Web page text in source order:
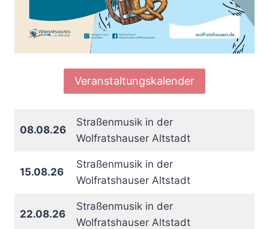
Veranstaltungskalender
08.08.26
Straßenmusik in der
Wolfratshauser Altstadt
15.08.26
Straßenmusik in der
Wolfratshauser Altstadt
22.08.26
Straßenmusik in der
Wolfratshauser Altstadt